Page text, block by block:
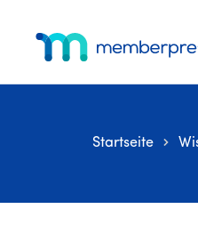
Hauptinhalt
springen
primären
Seitenleiste
Fußzeile
springen
Menü
Startseite